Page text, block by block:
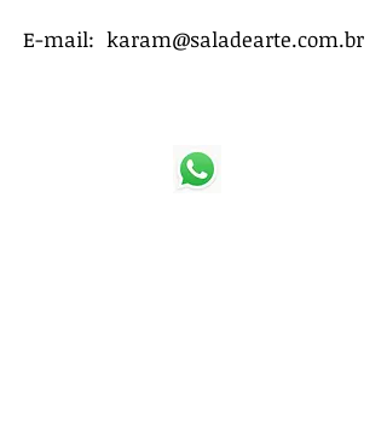
E-mail: karam@saladearte.com.br